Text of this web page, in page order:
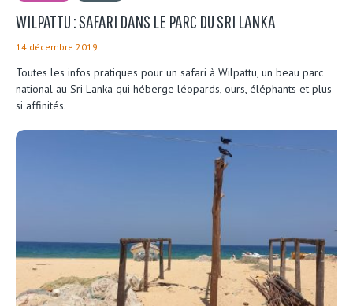
WILPATTU : SAFARI DANS LE PARC DU SRI LANKA
14 décembre 2019
Toutes les infos pratiques pour un safari à Wilpattu, un beau parc
national au Sri Lanka qui héberge léopards, ours, éléphants et plus
si affinités.